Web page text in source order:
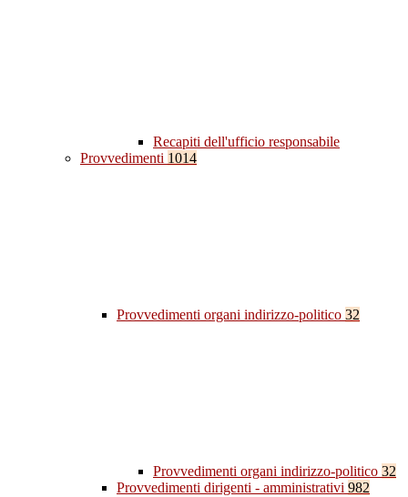
Recapiti dell'ufficio responsabile
Provvedimenti 1014
Provvedimenti organi indirizzo-politico 32
Provvedimenti organi indirizzo-politico 32
Provvedimenti dirigenti - amministrativi 982